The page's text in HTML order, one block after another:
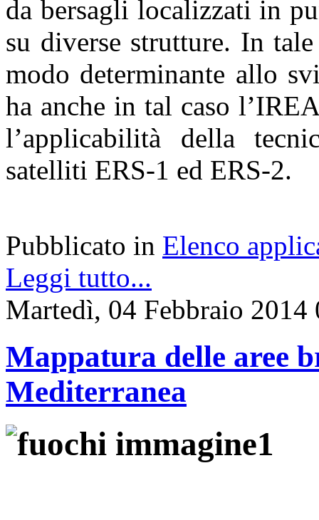
da bersagli localizzati in
su diverse strutture. In
modo determinante allo
ha anche in tal caso
l’applicabilità della
satelliti ERS-1 ed ERS-2.
Pubblicato in Elenco
Leggi tutto...
Martedì, 04 Febbraio 2014
Mappatura delle aree
Mediterranea